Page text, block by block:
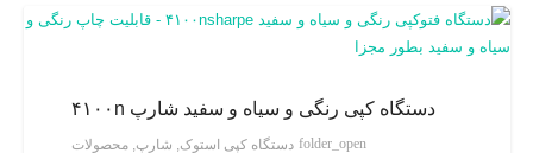
دستگاه کپی رنگی و سیاه و سفید شارپ ۴۱۰۰n
folder_open دستگاه کپی استوک شارپ ,محصولات